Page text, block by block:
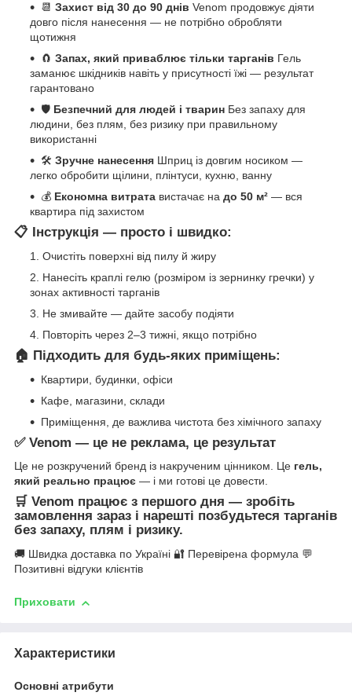
📆 Захист від 30 до 90 днів Venom продовжує діяти
довго після нанесення — не потрібно обробляти
щотижня
🧲 Запах, який приваблює тільки тарганів Гель
заманює шкідників навіть у присутності їжі — результат
гарантовано
🛡️ Безпечний для людей і тварин Без запаху для
людини, без плям, без ризику при правильному
використанні
🛠️ Зручне нанесення Шприц із довгим носиком —
легко обробити щілини, плінтуси, кухню, ванну
💰 Економна витрата вистачає на до 50 м² — вся
квартира під захистом
📋 Інструкція — просто і швидко:
Очистіть поверхні від пилу й жиру
Нанесіть краплі гелю (розміром із зернинку гречки) у
зонах активності тарганів
Не змивайте — дайте засобу подіяти
Повторіть через 2–3 тижні, якщо потрібно
🏠 Підходить для будь-яких приміщень:
Квартири, будинки, офіси
Кафе, магазини, склади
Приміщення, де важлива чистота без хімічного запаху
✅ Venom — це не реклама, це результат
Це не розкручений бренд із накрученим цінником. Це гель,
який реально працює — і ми готові це довести.
🛒 Venom працює з першого дня — зробіть
замовлення зараз і нарешті позбудьтеся тарганів
без запаху, плям і ризику.
🚚 Швидка доставка по Україні 🔐 Перевірена формула 💬
Позитивні відгуки клієнтів
Приховати
Характеристики
Основні атрибути